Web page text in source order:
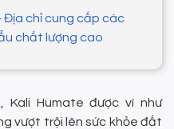
Địa chỉ cung cấp các
chất lượng cao
Kali Humate được ví như
vượt trội lên sức khỏe đất